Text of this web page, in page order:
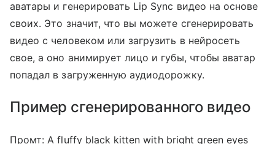
аватары и генерировать Lip Sync видео на основе
своих. Это значит, что вы можете сгенерировать
видео с человеком или загрузить в нейросеть
свое, а оно анимирует лицо и губы, чтобы аватар
попадал в загруженную аудиодорожку.
Пример сгенерированного видео
Промт: A fluffy black kitten with bright green eyes